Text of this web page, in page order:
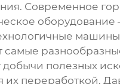
Современное
самые
добычи полезных
их переработкой.